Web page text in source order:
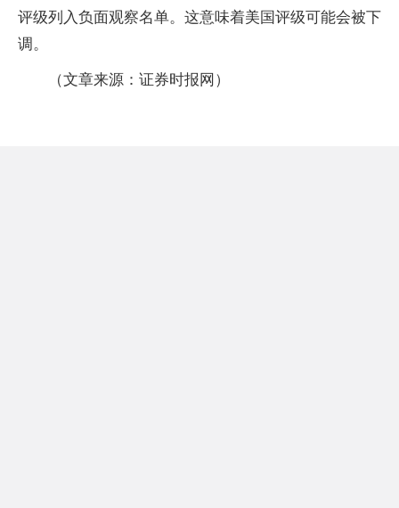
评级列入负面观察名单。这意味着美国评级可能会被下
调。
（文章来源：证券时报网）